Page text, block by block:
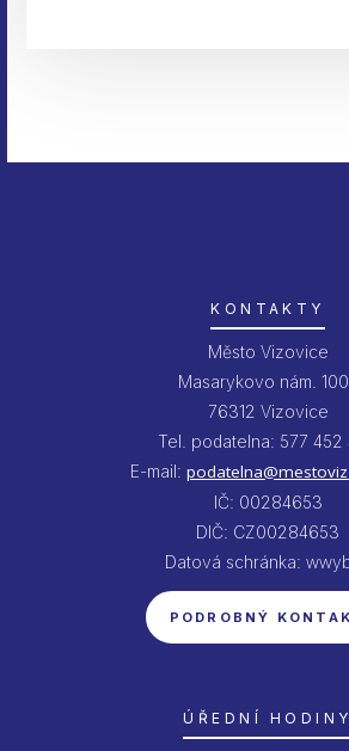
KONTAKTY
Město Vizovice
Masarykovo nám.
76312 Vizovice
Tel. podatelna: 577 452
E-mail:
IČ: 00284653
DIČ: CZ00284653
Datová schránka:
PODROBNÝ
ÚŘEDNÍ HODINY